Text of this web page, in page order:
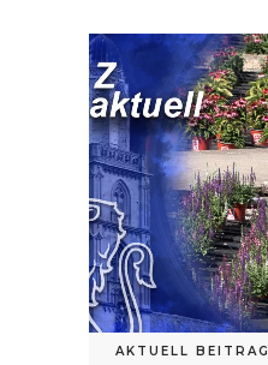
AKTUELL BEITRAG